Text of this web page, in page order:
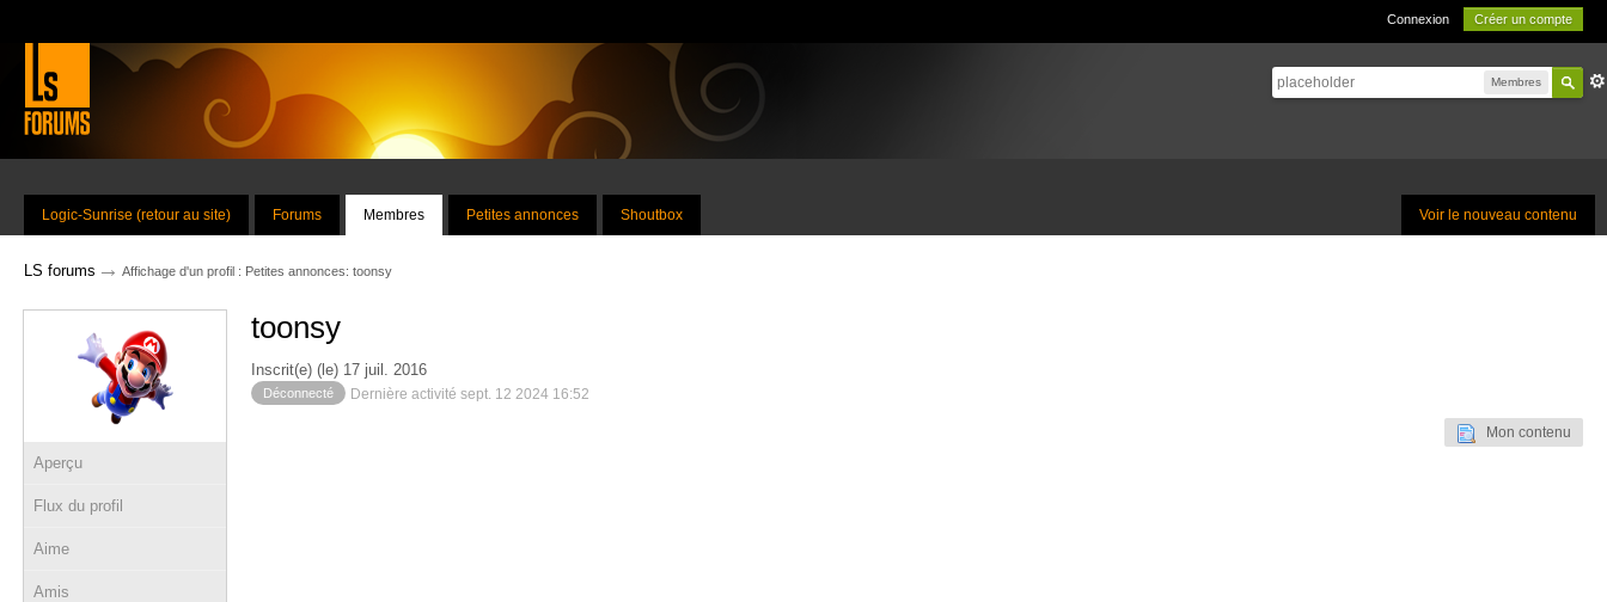
Connexion Créer un compte
Membres
Voir le nouveau contenu
Logic-Sunrise (retour au site) Forums Membres Petites annonces Shoutbox
LS forums → Affichage d'un profil : Petites annonces: toonsy
Aperçu
Flux du profil
Aime
Amis
toonsy
Inscrit(e) (le) 17 juil. 2016
Déconnecté Dernière activité sept. 12 2024 16:52
Mon contenu